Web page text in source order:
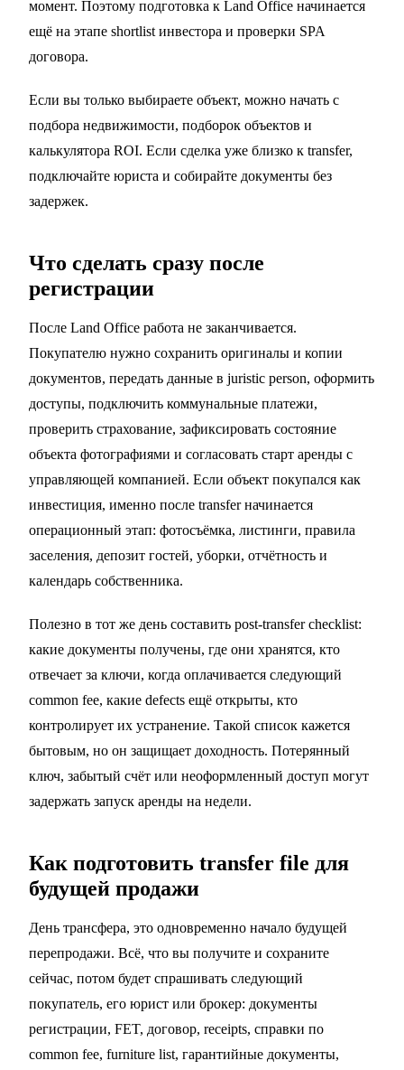
момент. Поэтому подготовка к Land Office начинается
ещё на этапе shortlist инвестора и проверки SPA
договора.
Если вы только выбираете объект, можно начать с
подбора недвижимости, подборок объектов и
калькулятора ROI. Если сделка уже близко к transfer,
подключайте юриста и собирайте документы без
задержек.
Что сделать сразу после
регистрации
После Land Office работа не заканчивается.
Покупателю нужно сохранить оригиналы и копии
документов, передать данные в juristic person, оформить
доступы, подключить коммунальные платежи,
проверить страхование, зафиксировать состояние
объекта фотографиями и согласовать старт аренды с
управляющей компанией. Если объект покупался как
инвестиция, именно после transfer начинается
операционный этап: фотосъёмка, листинги, правила
заселения, депозит гостей, уборки, отчётность и
календарь собственника.
Полезно в тот же день составить post-transfer checklist:
какие документы получены, где они хранятся, кто
отвечает за ключи, когда оплачивается следующий
common fee, какие defects ещё открыты, кто
контролирует их устранение. Такой список кажется
бытовым, но он защищает доходность. Потерянный
ключ, забытый счёт или неоформленный доступ могут
задержать запуск аренды на недели.
Как подготовить transfer file для
будущей продажи
День трансфера, это одновременно начало будущей
перепродажи. Всё, что вы получите и сохраните
сейчас, потом будет спрашивать следующий
покупатель, его юрист или брокер: документы
регистрации, FET, договор, receipts, справки по
common fee, furniture list, гарантийные документы,